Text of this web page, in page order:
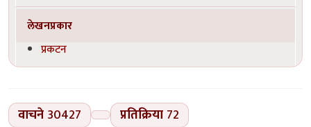
लेखनप्रकार
प्रकटन
वाचने 30427 प्रतिक्रिया 72